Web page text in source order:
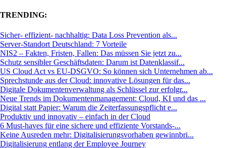
TRENDING:
Sicher- effizient- nachhaltig: Data Loss Prevention als...
Server-Standort Deutschland: 7 Vorteile
NIS2 – Fakten, Fristen, Fallen: Das müssen Sie jetzt zu...
Schutz sensibler Geschäftsdaten: Darum ist Datenklassif...
US Cloud Act vs EU-DSGVO: So können sich Unternehmen ab...
Sprechstunde aus der Cloud: innovative Lösungen für das...
Digitale Dokumentenverwaltung als Schlüssel zur erfolgr...
Neue Trends im Dokumentenmanagement: Cloud, KI und das ...
Digital statt Papier: Warum die Zeiterfassungspflicht e...
Produktiv und innovativ – einfach in der Cloud
6 Must-haves für eine sichere und effiziente Vorstands-...
Keine Ausreden mehr: Digitalisierungsvorhaben gewinnbri...
Digitalisierung entlang der Employee Journey